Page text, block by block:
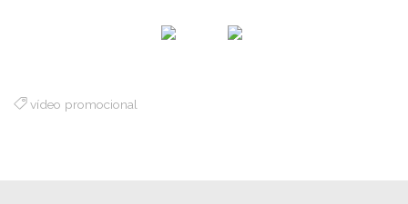
vídeo promocional